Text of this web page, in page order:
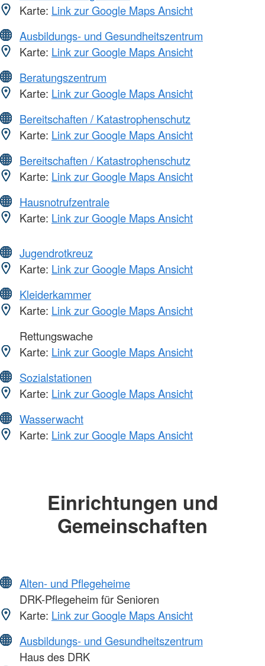
Karte: Link zur Google Maps Ansicht
Ausbildungs- und Gesundheitszentrum
Karte: Link zur Google Maps Ansicht
Beratungszentrum
Karte: Link zur Google Maps Ansicht
Bereitschaften / Katastrophenschutz
Karte: Link zur Google Maps Ansicht
Bereitschaften / Katastrophenschutz
Karte: Link zur Google Maps Ansicht
Hausnotrufzentrale
Karte: Link zur Google Maps Ansicht
Jugendrotkreuz
Karte: Link zur Google Maps Ansicht
Kleiderkammer
Karte: Link zur Google Maps Ansicht
Rettungswache
Karte: Link zur Google Maps Ansicht
Sozialstationen
Karte: Link zur Google Maps Ansicht
Wasserwacht
Karte: Link zur Google Maps Ansicht
Einrichtungen und
Gemeinschaften
Alten- und Pflegeheime
DRK-Pflegeheim für Senioren
Karte: Link zur Google Maps Ansicht
Ausbildungs- und Gesundheitszentrum
Haus des DRK